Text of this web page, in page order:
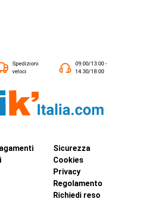
Spedizioni
veloci
09:00/13:00 -
14:30/18:00
Sicurezza
Cookies
Privacy
Regolamento
Richiedi reso